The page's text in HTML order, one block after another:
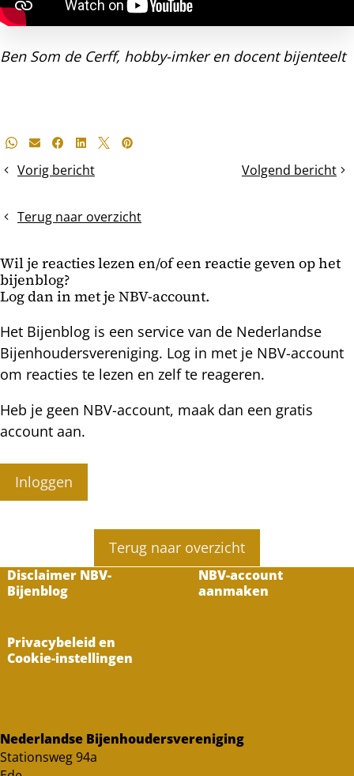
Ben Som de Cerff, hobby-imker en docent bijenteelt
Deel
bericht
Whatsapp
E-mailFacebook
LinkedIn
X Pinterest
Vorig bericht
Laatste
mislukt
Volgend bericht
Styroporkasten
in
Terug naar overzicht
Wil je reacties lezen en/of een reactie geven op het
bijenblog?
Log dan in met je NBV-account.
Het Bijenblog is een service van de Nederlandse
Bijenhoudersvereniging. Log in met je NBV-account
om reacties te lezen en zelf te reageren.
Heb je geen NBV-account, maak dan een gratis
account aan.
Inloggen
Terug naar overzicht
Disclaimer NBV-
Bijenblog
NBV-account
aanmaken
Privacybeleid en
Cookie-instellingen
Nederlandse Bijenhoudersvereniging
Stationsweg 94a